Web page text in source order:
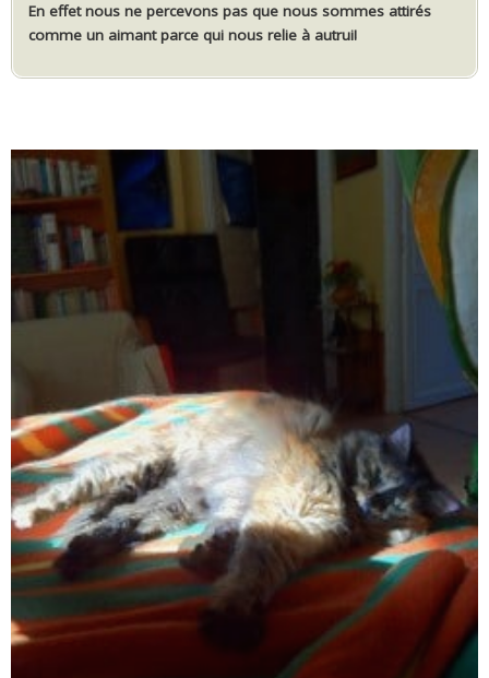
En effet nous ne percevons pas que nous sommes attirés
comme un aimant parce qui nous relie à autrui!